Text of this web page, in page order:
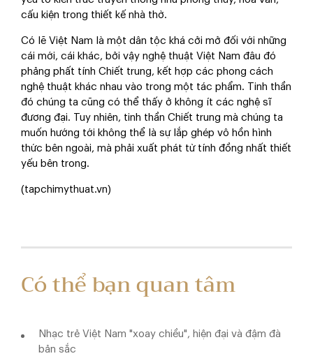
cấu kiện trong thiết kế nhà thờ.
Có lẽ Việt Nam là một dân tộc khá cởi mở đối với những
cái mới, cái khác, bởi vậy nghệ thuật Việt Nam đâu đó
phảng phất tính Chiết trung, kết hợp các phong cách
nghệ thuật khác nhau vào trong một tác phẩm. Tinh thần
đó chúng ta cũng có thể thấy ở không ít các nghệ sĩ
đương đại. Tuy nhiên, tinh thần Chiết trung mà chúng ta
muốn hướng tới không thể là sự lắp ghép vô hồn hình
thức bên ngoài, mà phải xuất phát từ tính đồng nhất thiết
yếu bên trong.
(tapchimythuat.vn)
Có thể bạn quan tâm
Nhạc trẻ Việt Nam "xoay chiều", hiện đại và đậm đà
bản sắc